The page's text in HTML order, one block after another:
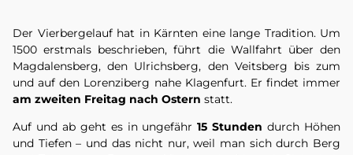
Der Vierbergelauf hat in Kärnten eine lange Tradition. Um
1500 erstmals beschrieben, führt die Wallfahrt über den
Magdalensberg, den Ulrichsberg, den Veitsberg bis zum
und auf den Lorenziberg nahe Klagenfurt. Er findet immer
am zweiten Freitag nach Ostern statt.
Auf und ab geht es in ungefähr15 Stunden durch Höhen
und Tiefen – und das nicht nur, weil man sich durch Berg